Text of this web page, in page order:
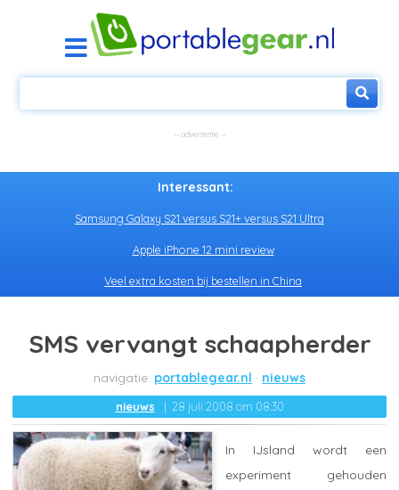
Interessant:
Samsung Galaxy S21 versus S21+ versus S21 Ultra
Apple iPhone 12 mini review
Veel extra kosten bij bestellen in China
SMS vervangt schaapherder
portablegear.nl nieuws
nieuws 28 juli 2008 om 08:30
In IJsland wordt een
experiment gehouden